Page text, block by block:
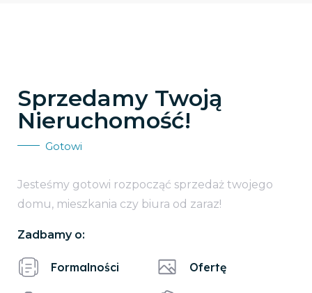
Sprzedamy Twoją
Nieruchomość!
Gotowi
Jesteśmy gotowi rozpocząć sprzedaż twojego
domu, mieszkania czy biura od zaraz!
Zadbamy o:
Formalności Ofertę